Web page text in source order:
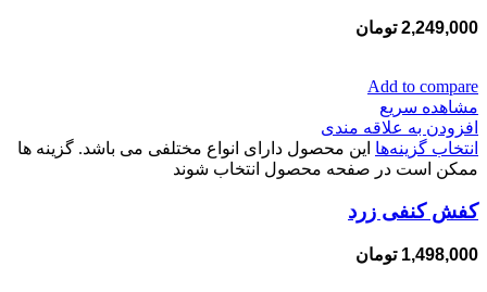
2,249,000 تومان
Add to compare
مشاهده سریع
افزودن به علاقه مندی
انتخاب گزینه‌ها این محصول دارای انواع مختلفی می باشد. گزینه ها
ممکن است در صفحه محصول انتخاب شوند
کفش کنفی زرد
1,498,000 تومان